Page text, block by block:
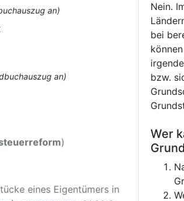
an)
an)
)
eines Eigentümers in
Nein.
bei
bzw.
Wer